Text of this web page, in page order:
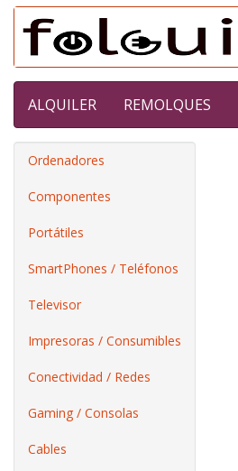
ALQUILER REMOLQUES
Ordenadores
Componentes
Portátiles
SmartPhones / Teléfonos
Televisor
Impresoras / Consumibles
Conectividad / Redes
Gaming / Consolas
Cables